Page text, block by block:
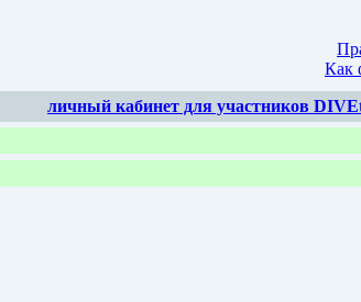
Как
личный кабинет для участников